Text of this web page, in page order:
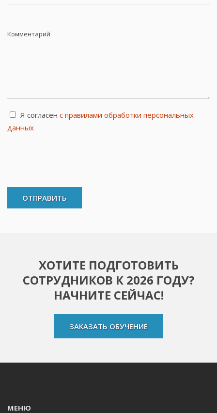
Я согласен с правилами обработки персональных
данных
ОТПРАВИТЬ
ХОТИТЕ ПОДГОТОВИТЬ
СОТРУДНИКОВ К 2026 ГОДУ?
НАЧНИТЕ СЕЙЧАС!
ЗАКАЗАТЬ ОБУЧЕНИЕ
МЕНЮ